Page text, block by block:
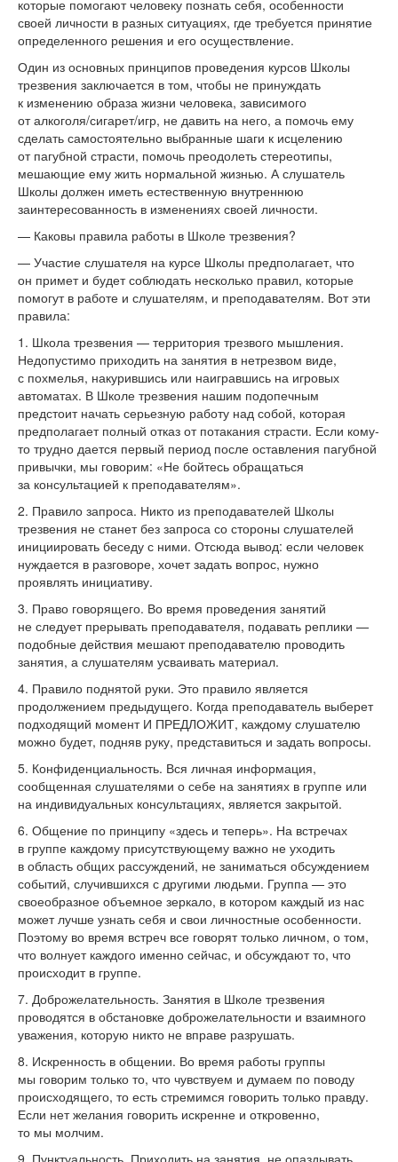
которые помогают человеку познать себя, особенности
своей личности в разных ситуациях, где требуется принятие
определенного решения и его осуществление.
Один из основных принципов проведения курсов Школы
трезвения заключается в том, чтобы не принуждать
к изменению образа жизни человека, зависимого
от алкоголя/сигарет/игр, не давить на него, а помочь ему
сделать самостоятельно выбранные шаги к исцелению
от пагубной страсти, помочь преодолеть стереотипы,
мешающие ему жить нормальной жизнью. А слушатель
Школы должен иметь естественную внутреннюю
заинтересованность в изменениях своей личности.
— Каковы правила работы в Школе трезвения?
— Участие слушателя на курсе Школы предполагает, что
он примет и будет соблюдать несколько правил, которые
помогут в работе и слушателям, и преподавателям. Вот эти
правила:
1. Школа трезвения — территория трезвого мышления.
Недопустимо приходить на занятия в нетрезвом виде,
с похмелья, накурившись или наигравшись на игровых
автоматах. В Школе трезвения нашим подопечным
предстоит начать серьезную работу над собой, которая
предполагает полный отказ от потакания страсти. Если кому-
то трудно дается первый период после оставления пагубной
привычки, мы говорим: «Не бойтесь обращаться
за консультацией к преподавателям».
2. Правило запроса. Никто из преподавателей Школы
трезвения не станет без запроса со стороны слушателей
инициировать беседу с ними. Отсюда вывод: если человек
нуждается в разговоре, хочет задать вопрос, нужно
проявлять инициативу.
3. Право говорящего. Во время проведения занятий
не следует прерывать преподавателя, подавать реплики —
подобные действия мешают преподавателю проводить
занятия, а слушателям усваивать материал.
4. Правило поднятой руки. Это правило является
продолжением предыдущего. Когда преподаватель выберет
подходящий момент И ПРЕДЛОЖИТ, каждому слушателю
можно будет, подняв руку, представиться и задать вопросы.
5. Конфиденциальность. Вся личная информация,
сообщенная слушателями о себе на занятиях в группе или
на индивидуальных консультациях, является закрытой.
6. Общение по принципу «здесь и теперь». На встречах
в группе каждому присутствующему важно не уходить
в область общих рассуждений, не заниматься обсуждением
событий, случившихся с другими людьми. Группа — это
своеобразное объемное зеркало, в котором каждый из нас
может лучше узнать себя и свои личностные особенности.
Поэтому во время встреч все говорят только личном, о том,
что волнует каждого именно сейчас, и обсуждают то, что
происходит в группе.
7. Доброжелательность. Занятия в Школе трезвения
проводятся в обстановке доброжелательности и взаимного
уважения, которую никто не вправе разрушать.
8. Искренность в общении. Во время работы группы
мы говорим только то, что чувствуем и думаем по поводу
происходящего, то есть стремимся говорить только правду.
Если нет желания говорить искренне и откровенно,
то мы молчим.
9. Пунктуальность. Приходить на занятия, не опаздывать